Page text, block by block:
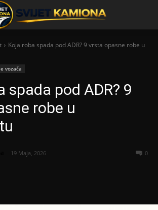
Koja roba spada pod ADR? 9 vrsta opasne robe u
vozača
spada pod ADR? 9
robe u
19 Maja, 2026 0